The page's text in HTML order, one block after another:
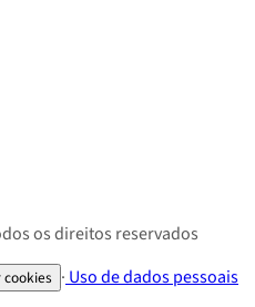
os direitos reservados
cookies · Uso de dados pessoais